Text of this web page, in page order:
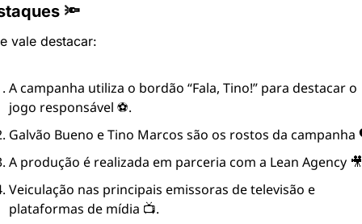
🔦
vale destacar:
A campanha utiliza o bordão “Fala, Tino!” para destacar o
jogo responsável ⚽.
Galvão Bueno e Tino Marcos são os rostos da
A produção é realizada em parceria com a Lean Agency
Veiculação nas principais emissoras de televisão e
plataformas de mídia 📺.